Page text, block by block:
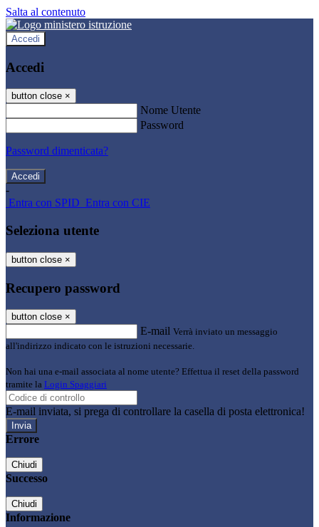
Salta al contenuto
Accedi
Accedi
button close ×
Nome Utente
Password
Password dimenticata?
-
Entra con SPID Entra con CIE
Seleziona utente
button close ×
Recupero password
button close ×
E-mail Verrà inviato un messaggio
all'indirizzo indicato con le istruzioni necessarie.
Non hai una e-mail associata al nome utente? Effettua il reset della password
tramite la Login Spaggiari
E-mail inviata, si prega di controllare la casella di posta elettronica!
Errore
Chiudi
Successo
Chiudi
Informazione